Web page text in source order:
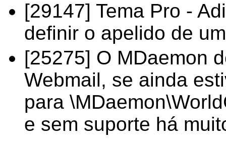
[29147] Tema Pro -
definir o apelido de
[25275] O MDaemon
Webmail, se ainda
para
e sem suporte há